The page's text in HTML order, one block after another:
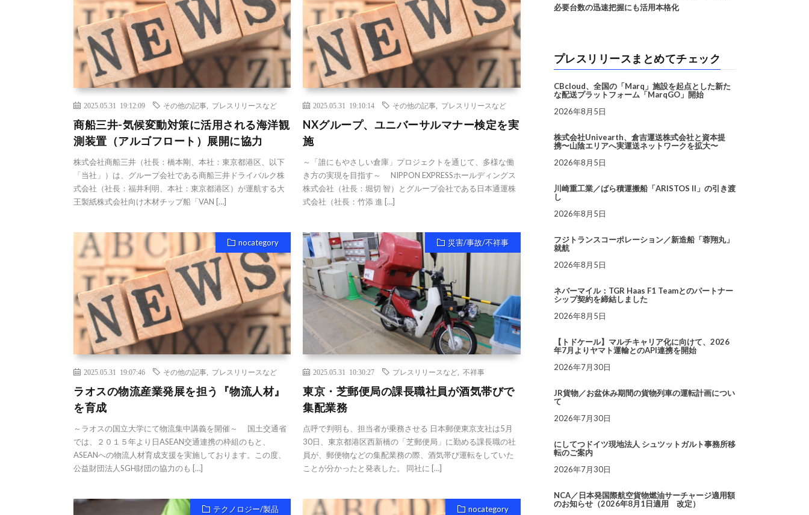
2025.05.31 19:12:09 その他の記事 プレスリリースなど
商船三井-気候変動対策に活用される海洋観
測装置（アルゴフロート）展開に協力
株式会社商船三井（社長：橋本剛、本社：東京都港区、以下
「当社」）は、グループ会社である商船三井ドライバルク株
式会社（社長：福井利明、本社：東京都港区）が運航する大
王製紙株式会社向け木材チップ船「VAN […]
2025.05.31 19:10:14 その他の記事 プレスリリースなど
NXグループ、ユニバーサルマナー検定を実
施
～「誰にもやさしい倉庫」プロジェクトを通じて、多様な働
き方の実現を目指す～ NIPPON EXPRESSホールディングス
株式会社（社長：堀切 智）とグループ会社である日本通運株
式会社（社長：竹添 進 […]
nocategory
2025.05.31 19:07:46 その他の記事 プレスリリースなど
ラオスの物流産業発展を担う『物流人材』
を育成
～ラオスの国立大学にて物流集中講義を開催～ 国土交通省
では、２０１５年より日ASEAN交通連携の枠組のもと、
ASEANへの物流人材育成支援を実施しております。この度、
公益財団法人SGH財団の協力のも […]
災害/事故/不祥事
2025.05.31 10:30:27 プレスリリースなど ,不祥事
東京・芝郵便局の課長職社員が酒気帯びで
集配業務
点呼で判明も、担当者が乗務させる 日本郵便東京支社は5月
30日、東京都港区西新橋の「芝郵便局」に勤める課長職の社
員が、郵便物などの集配業務の際、酒気帯び運転をしていた
ことが分かったと発表した。 同社に […]
テクノロジー/製品 nocategory
必要台数の迅速把握にも活用本格化
プレスリリースまとめてチェック
CBcloud、全国の「Marq」施設を起点とした新た
な配送プラットフォーム「MarqGO」開始
2026年8月5日
株式会社Univearth、倉吉運送株式会社と資本提
携〜山陰エリアへ実運送ネットワークを拡大〜
2026年8月5日
川崎重工業／ばら積運搬船「ARISTOS II」の引き渡
し
2026年8月5日
フジトランスコーポレーション／新造船「蓉翔丸」
就航
2026年8月5日
ネバーマイル：TGR Haas F1 Teamとのパートナー
シップ契約を締結しました
2026年8月5日
【トドケール】マルチキャリア化に向けて、2026
年7月よりヤマト運輸とのAPI連携を開始
2026年7月30日
JR貨物／お盆休み期間の貨物列車の運転計画につい
て
2026年7月30日
にしてつドイツ現地法人 シュツットガルト事務所移
転のご案内
2026年7月30日
NCA／日本発国際航空貨物燃油サーチャージ適用額
のお知らせ（2026年8月1日適用 改定）